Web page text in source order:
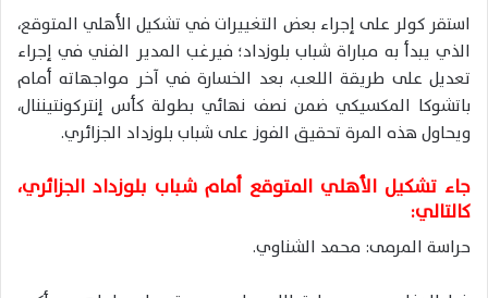
استقر كولر على إجراء بعض التغييرات في تشكيل الأهلي المتوقع،
الذي يبدأ به مباراة شباب بلوزداد؛ فيرغب المدير الفني في إجراء
تعديل على طريقة اللعب، بعد الخسارة في آخر مواجهاته أمام
باتشوكا المكسيكي ضمن نصف نهائي بطولة كأس إنتركونتيننال،
ويحاول هذه المرة تحقيق الفوز على شباب بلوزداد الجزائري.
جاء تشكيل الأهلي المتوقع أمام شباب بلوزداد الجزائري،
كالتالي:
حراسة المرمى: محمد الشناوي.